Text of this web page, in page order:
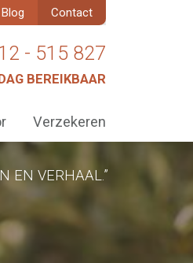
Blog Contact
- 515 827
BEREIKBAAR
Verzekeren
EN VERHAAL.”